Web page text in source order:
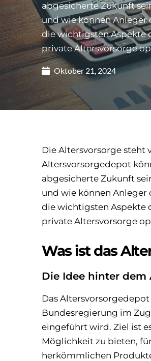
abgesicherte Zukunft
und wie können Anleger
die wichtigsten Aspekte
private Altersvorsorge
Oktober 21, 2024
Die Altersvorsorge steht
Altersvorsorgedepot
abgesicherte Zukunft
und wie können
die wichtigsten Aspekte
private Altersvorsorge
Was ist das
Die Idee hinter dem
Das
Bundesregierung im
eingeführt wird. Ziel ist
Möglichkeit zu bieten,
herkömmlichen